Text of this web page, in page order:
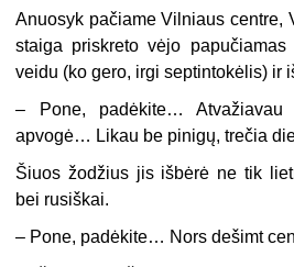
Anuosyk pačiame Vilniaus centre,
staiga priskreto vėjo papučiamas
veidu (ko gero, irgi septintokėlis) ir
– Pone, padėkite…
apvogė… Likau be pinigų, trečia
Šiuos žodžius jis išbėrė ne tik
bei rusiškai.
– Pone, padėkite… Nors dešimt